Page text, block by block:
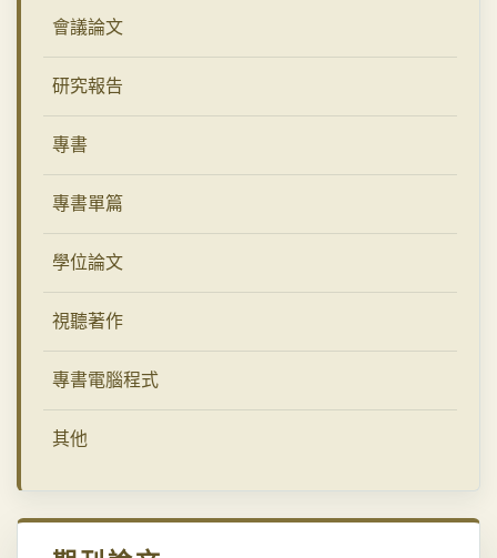
會議論文
研究報告
專書
專書單篇
學位論文
視聽著作
專書電腦程式
其他